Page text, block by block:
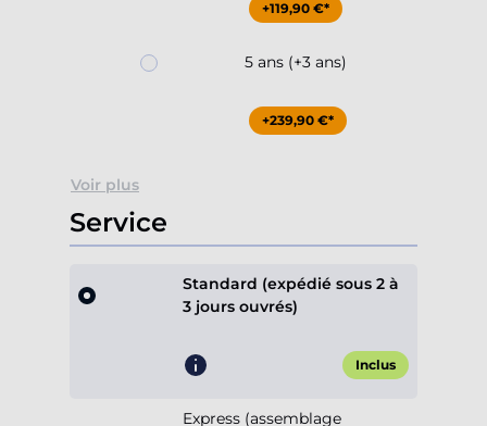
+119,90 €*
5 ans (+3 ans)
+239,90 €*
Voir plus
Service
Standard (expédié sous 2 à
3 jours ouvrés)
Inclus
Express (assemblage